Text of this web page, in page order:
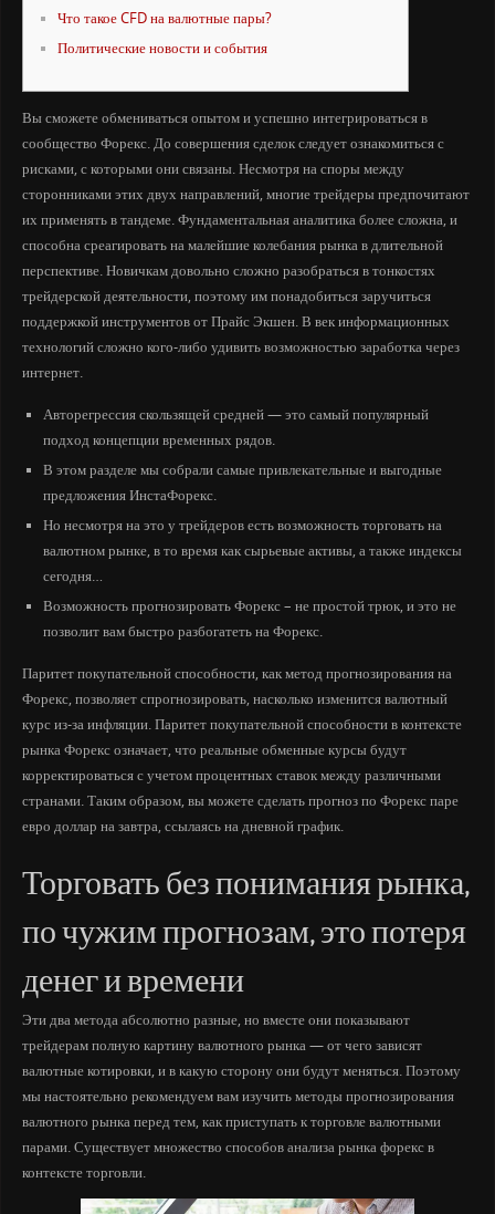
Что такое CFD на валютные пары?
Политические новости и события
Вы сможете обмениваться опытом и успешно интегрироваться в
сообщество Форекс. До совершения сделок следует ознакомиться с
рисками, с которыми они связаны. Несмотря на споры между
сторонниками этих двух направлений, многие трейдеры предпочитают
их применять в тандеме. Фундаментальная аналитика более сложна, и
способна среагировать на малейшие колебания рынка в длительной
перспективе. Новичкам довольно сложно разобраться в тонкостях
трейдерской деятельности, поэтому им понадобиться заручиться
поддержкой инструментов от Прайс Экшен. В век информационных
технологий сложно кого-либо удивить возможностью заработка через
интернет.
Авторегрессия скользящей средней — это самый популярный
подход концепции временных рядов.
В этом разделе мы собрали самые привлекательные и выгодные
предложения ИнстаФорекс.
Но несмотря на это у трейдеров есть возможность торговать на
валютном рынке, в то время как сырьевые активы, а также индексы
сегодня…
Возможность прогнозировать Форекс – не простой трюк, и это не
позволит вам быстро разбогатеть на Форекс.
Паритет покупательной способности, как метод прогнозирования на
Форекс, позволяет спрогнозировать, насколько изменится валютный
курс из-за инфляции. Паритет покупательной способности в контексте
рынка Форекс означает, что реальные обменные курсы будут
корректироваться с учетом процентных ставок между различными
странами. Таким образом, вы можете сделать прогноз по Форекс паре
евро доллар на завтра, ссылаясь на дневной график.
Торговать без понимания рынка,
по чужим прогнозам, это потеря
денег и времени
Эти два метода абсолютно разные, но вместе они показывают
трейдерам полную картину валютного рынка — от чего зависят
валютные котировки, и в какую сторону они будут меняться. Поэтому
мы настоятельно рекомендуем вам изучить методы прогнозирования
валютного рынка перед тем, как приступать к торговле валютными
парами. Существует множество способов анализа рынка форекс в
контексте торговли.